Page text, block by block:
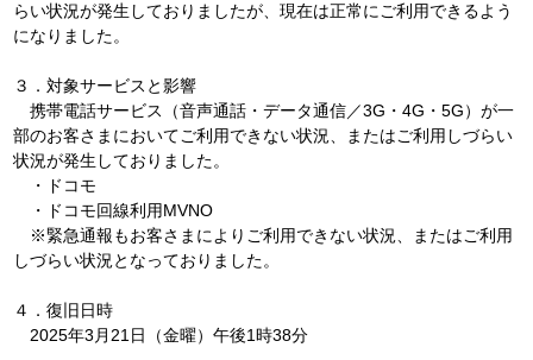
らい状況が発生しておりましたが、現在は正常にご利用できるよう
になりました。
３．対象サービスと影響
携帯電話サービス（音声通話・データ通信／3G・4G・5G）が一
部のお客さまにおいてご利用できない状況、またはご利用しづらい
状況が発生しておりました。
・ドコモ
・ドコモ回線利用MVNO
※緊急通報もお客さまによりご利用できない状況、またはご利用
しづらい状況となっておりました。
４．復旧日時
2025年3月21日（金曜）午後1時38分